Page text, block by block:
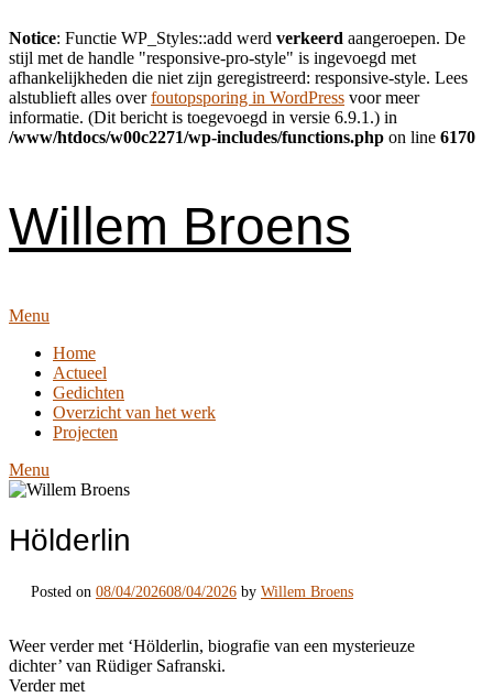
Notice: Functie WP_Styles::add werd verkeerd aangeroepen. De
stijl met de handle "responsive-pro-style" is ingevoegd met
afhankelijkheden die niet zijn geregistreerd: responsive-style. Lees
alstublieft alles overfoutopsporing in WordPress voor meer
informatie. (Dit bericht is toegevoegd in versie 6.9.1.) in
/www/htdocs/w00c2271/wp-includes/functions.php on line 6170
Willem Broens
Menu
Home
Actueel
Gedichten
Overzicht van het werk
Projecten
Menu
Hölderlin
Posted on 08/04/202608/04/2026 by Willem Broens
Weer verder met ‘Hölderlin, biografie van een mysterieuze
dichter’ van Rüdiger Safranski.
Verder met